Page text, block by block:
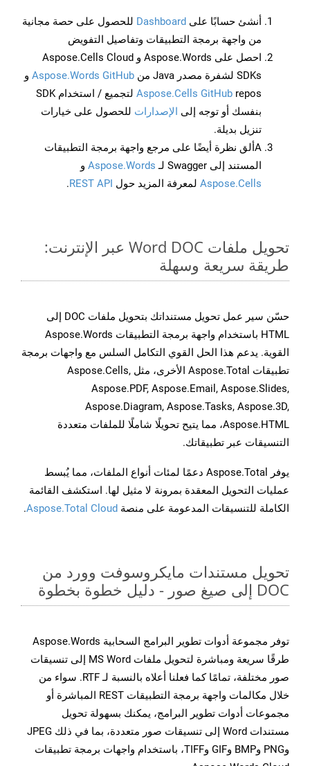
أنشئ حسابًا على Dashboard للحصول على حصة مجانية
من واجهة برمجة التطبيقات وتفاصيل التفويض
احصل على Aspose.Words و Aspose.Cells Cloud
SDKs لشفرة مصدر Java من
Aspose.Words GitHub و
Aspose.Cells GitHub
repos لتجميع / استخدام SDK
بنفسك أو توجه إلى الإصدارات للحصول على خيارات
تنزيل بديلة.
Aألق نظرة أيضًا على مرجع واجهة برمجة التطبيقات
المستند إلى Swagger لـ
Aspose.Words و
Aspose.Cells لمعرفة المزيد حول REST API
.
تحويل ملفات Word DOC عبر الإنترنت:
طريقة سريعة وسهلة
حسّن سير عمل تحويل مستنداتك بتحويل ملفات DOC إلى
HTML باستخدام واجهة برمجة التطبيقات Aspose.Words
القوية. يدعم هذا الحل القوي التكامل السلس مع واجهات برمجة
تطبيقات Aspose.Total الأخرى، مثل Aspose.Cells,
Aspose.PDF, Aspose.Email, Aspose.Slides,
Aspose.Diagram, Aspose.Tasks, Aspose.3D,
Aspose.HTML، مما يتيح تحويلًا شاملًا للملفات متعددة
التنسيقات عبر تطبيقاتك.
يوفر Aspose.Total دعمًا لمئات أنواع الملفات، مما يُبسط
عمليات التحويل المعقدة بمرونة لا مثيل لها. استكشف القائمة
الكاملة للتنسيقات المدعومة على منصة Aspose.Total Cloud
.
تحويل مستندات مايكروسوفت وورد من
DOC إلى صيغ صور - دليل خطوة بخطوة
توفر مجموعة أدوات تطوير البرامج السحابية Aspose.Words
طرقًا سريعة ومباشرة لتحويل ملفات MS Word إلى تنسيقات
صور مختلفة، تمامًا كما فعلنا أعلاه بالنسبة لـ RTF. سواء من
خلال مكالمات واجهة برمجة التطبيقات REST المباشرة أو
مجموعات أدوات تطوير البرامج، يمكنك بسهولة تحويل
مستندات Word إلى تنسيقات صور متعددة، بما في ذلك JPEG
وPNG وBMP وGIF وTIFF، باستخدام واجهات برمجة تطبيقات